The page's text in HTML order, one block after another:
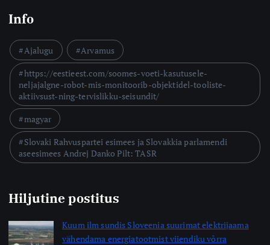
Info
Ajalugu
Arvamus
https://eestieest.com/soomes-voeti-kasutusele-
neljajalgne-robot-mis-monitoorib-objektidel-tooliste-
aktiivsust-ning-tervislikku-seisundit/
magyar
Slovaki Rahvuspartei esimees ja Slovakkia parlamendi
aseesimees Andrej Danko Pilt: TASR
Hiljutine postitus
Kuum ilm sundis Sloveenia suurimat elektrijaama
vähendama energiatootmist viiendiku võrra